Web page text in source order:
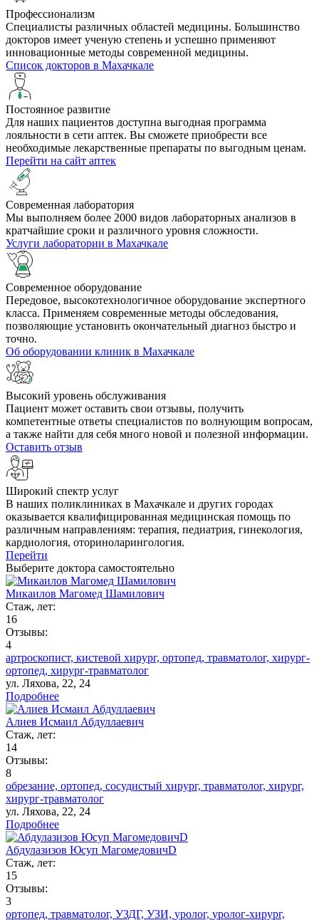
Профессионализм
Специалисты различных областей медицины. Большинство
докторов имеет ученую степень и успешно применяют
инновационные методы современной медицины.
Список докторов в Махачкале
Постоянное развитие
Для наших пациентов доступна выгодная программа
лояльности в сети аптек. Вы сможете приобрести все
необходимые лекарственные препараты по выгодным ценам.
Перейти на сайт аптек
Cовременная лаборатория
Мы выполняем более 2000 видов лабораторных анализов в
кратчайшие сроки и различного уровня сложности.
Услуги лаборатории в Махачкале
Современное оборудование
Передовое, высокотехнологичное оборудование экспертного
класса. Применяем современные методы обследования,
позволяющие установить окончательный диагноз быстро и
точно.
Об оборудовании клиник в Махачкале
Высокий уровень обслуживания
Пациент может оставить свои отзывы, получить
компетентные ответы специалистов по волнующим вопросам,
а также найти для себя много новой и полезной информации.
Оставить отзыв
Широкий спектр услуг
В наших поликлиниках в Махачкале и других городах
оказывается квалифицированная медицинская помощь по
различным направлениям: терапия, педиатрия, гинекология,
кардиология, оториноларингология.
Перейти
Выберите доктора самостоятельно
Микаилов Магомед Шамилович
Стаж, лет:
16
Отзывы:
4
артроскопист, кистевой хирург, ортопед, травматолог, хирург-
ортопед, хирург-травматолог
ул. Ляхова, 22, 24
Подробнее
Алиев Исмаил Абдуллаевич
Стаж, лет:
14
Отзывы:
8
обрезание, ортопед, сосудистый хирург, травматолог, хирург,
хирург-травматолог
ул. Ляхова, 22, 24
Подробнее
Абдулазизов Юсуп МагомедовичD
Стаж, лет:
15
Отзывы:
3
ортопед, травматолог, УЗДГ, УЗИ, уролог, уролог-хирург,